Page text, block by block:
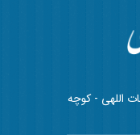
اللهی - کوچه